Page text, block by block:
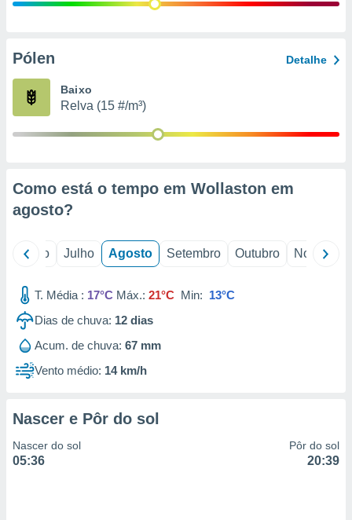
e
de
Pólen Detalhe
Baixo
Relva (15 #/m³)
Como está o tempo em Wollaston em
agosto?
Junho Julho Agosto Setembro Outubro Novembro
T. Média : 17°C Máx.: 21°C Min: 13°C
Dias de chuva: 12 dias
Acum. de chuva: 67 mm
Vento médio: 14 km/h
Nascer e Pôr do sol
Nascer do sol
05:36
Pôr do sol
20:39